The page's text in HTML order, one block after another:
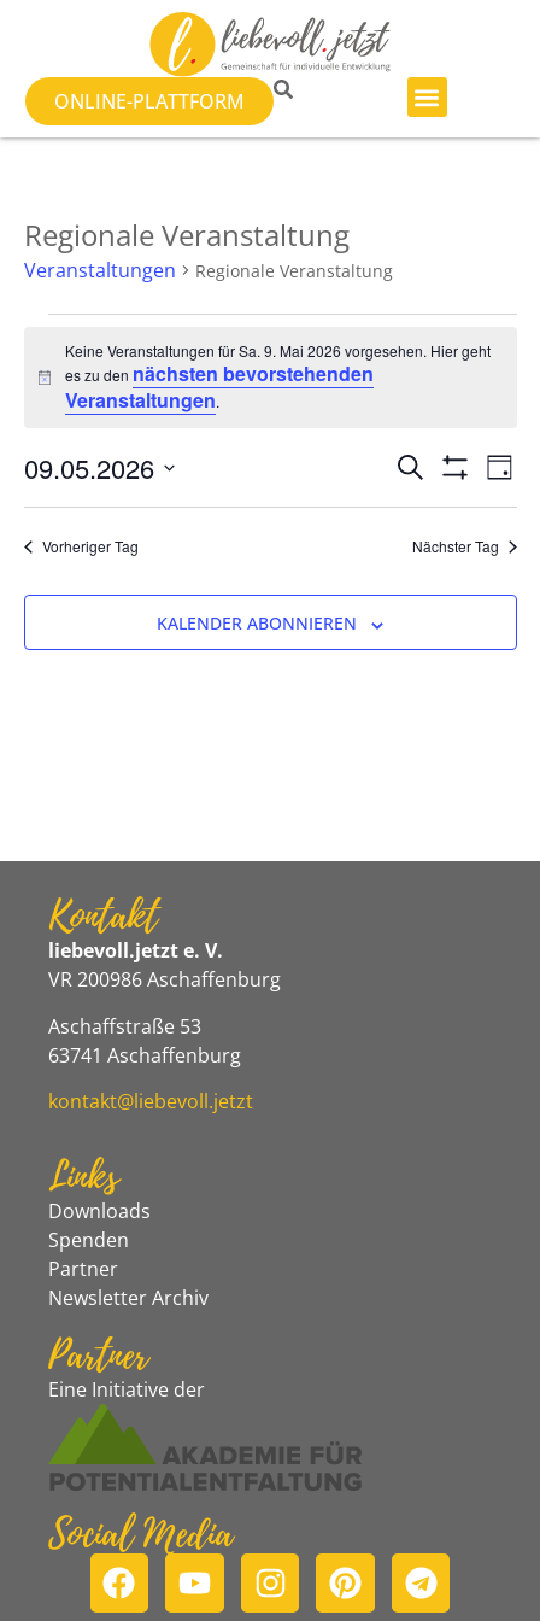
ONLINE-PLATTFORM
Regionale Veranstaltung
Veranstaltungen Regionale Veranstaltung
Hinweis
Keine Veranstaltungen für Sa. 9. Mai 2026 vorgesehen. Hier geht
es zu den nächsten bevorstehenden
Veranstaltungen.
Suche
und
SUCHE TAG
09.05.2026
wählen.
Vorheriger Tag Nächster Tag
KALENDER ABONNIEREN
Kontakt
liebevoll.jetzt e. V.
VR 200986 Aschaffenburg
Aschaffstraße 53
63741 Aschaffenburg
kontakt@liebevoll.jetzt
Links
Downloads
Spenden
Partner
Newsletter Archiv
Partner
Eine Initiative der
Social Media